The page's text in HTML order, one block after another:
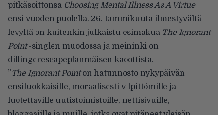
pitkäsoittonsa Choosing Mental Illness As A Virtue
ensi vuoden puolella. 26. tammikuuta ilmestyvältä
levyltä on kuitenkin julkaistu esimakua The Ignorant
Point-singlen muodossa ja meininki on
dillingerescapeplanmäisen kaoottista.
”The Ignorant Pointon hatunnosto nykypäivän
ensiluokkaisille, moraalisesti vilpittömille ja
luotettaville uutistoimistoille, nettisivuille,